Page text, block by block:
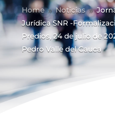
Home 9 Noticias 9
Jurídica SNR -
Predios, 24 de julio de
Pedro Valle del Cauca